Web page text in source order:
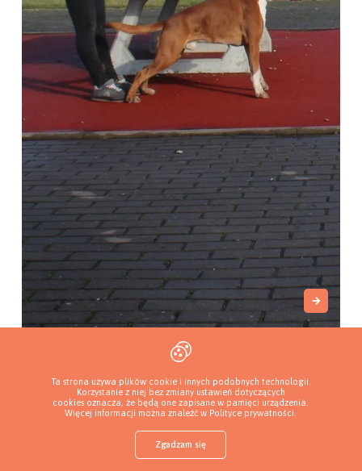
Moja Duma I Chwała ...
Znajdź szczeniaka Dodaj hodowlę
Ta strona używa plików cookie i innych podobnych technologii.
Korzystanie z niej bez zmiany ustawień dotyczących
cookies oznacza, że będą one zapisane w pamięci urządzenia.
Więcej informacji można znaleźć w Polityce prywatności
Zgadzam się